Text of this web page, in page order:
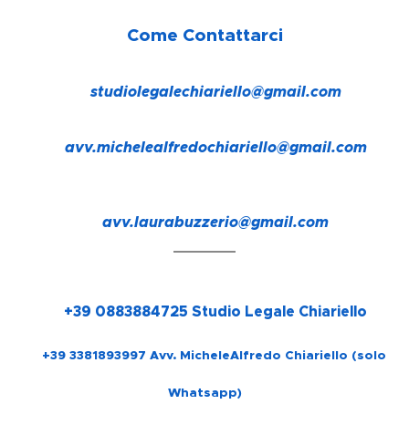
Come Contattarci
studiolegalechiariello@gmail.com
✉️ avv.michelealfredochiariello@gmail.com
✉️ avv.laurabuzzerio@gmail.com
📲 +39 0883884725 Studio Legale Chiariello
📲 +39 3381893997 Avv. MicheleAlfredo Chiariello (solo
Whatsapp)